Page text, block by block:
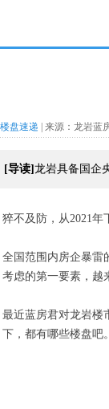
楼盘速递 | 来源：龙岩蓝
[导读] 龙岩具备国企
猝不及防，从2021
全国范围内房企暴雷
考虑的第一要素，越
最近蓝房君对龙岩楼
下，都有哪些楼盘吧。